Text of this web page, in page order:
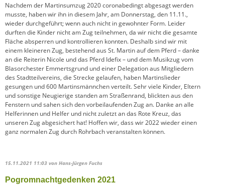
Nachdem der Martinsumzug 2020 coronabedingt abgesagt werden
musste, haben wir ihn in diesem Jahr, am Donnerstag, den 11.11.,
wieder durchgeführt; wenn auch nicht in gewohnter Form. Leider
durften die Kinder nicht am Zug teilnehmen, da wir nicht die gesamte
Fläche absperren und kontrollieren konnten. Deshalb sind wir mit
einem kleineren Zug, bestehend aus St. Martin auf dem Pferd – danke
an die Reiterin Nicole und das Pferd Idefix – und dem Musikzug vom
Blasorchester Emmertsgrund und einer Delegation aus Mitgliedern
des Stadtteilvereins, die Strecke gelaufen, haben Martinslieder
gesungen und 600 Martinsmännchen verteilt. Sehr viele Kinder, Eltern
und sonstige Neugierige standen am Straßenrand, blickten aus den
Fenstern und sahen sich den vorbeilaufenden Zug an. Danke an alle
Helferinnen und Helfer und nicht zuletzt an das Rote Kreuz, das
unseren Zug abgesichert hat! Hoffen wir, dass wir 2022 wieder einen
ganz normalen Zug durch Rohrbach veranstalten können.
15.11.2021 11:03 von Hans-Jürgen Fuchs
Pogromnachtgedenken 2021